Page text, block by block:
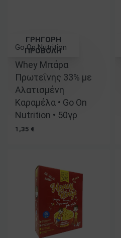
ΓΡΗΓΟΡΗ
ΠΡΟΒΟΛΗ
Go On Nutrition
Whey Μπάρα
Πρωτεΐνης 33% με
Αλατισμένη
Καραμέλα • Go On
Nutrition • 50γρ
1,35 €